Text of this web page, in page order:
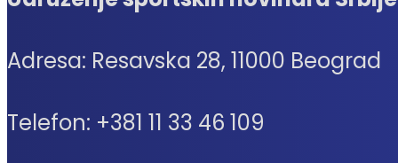
Adresa: Resavska 28, 11000 Beograd
Telefon: +381 11 33 46 109